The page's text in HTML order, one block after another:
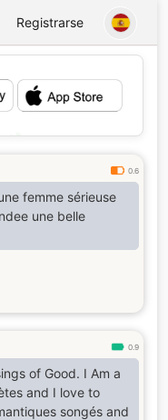
Registrarse
💕
0.6
femme sérieuse
une belle
0.9
of Good. I Am a
and I love to
songés and